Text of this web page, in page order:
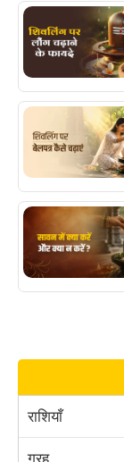
राशियाँ